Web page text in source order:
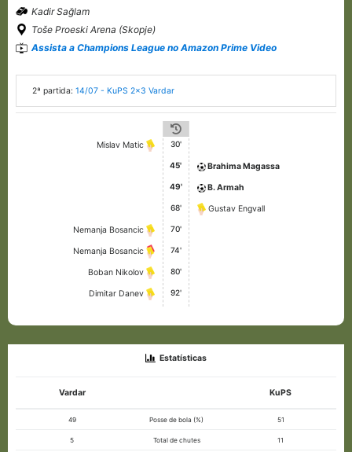
Kadir Sağlam
Toše Proeski Arena (Skopje)
Assista a Champions League no Amazon Prime Video
2ª partida: 14/07 - KuPS 2x3 Vardar
Mislav Matic 30'
45' Brahima Magassa
49' B. Armah
68' Gustav Engvall
Nemanja Bosancic 70'
Nemanja Bosancic 74'
Boban Nikolov 80'
Dimitar Danev 92'
Estatísticas
Vardar KuPS
49 Posse de bola (%) 51
5 Total de chutes 11